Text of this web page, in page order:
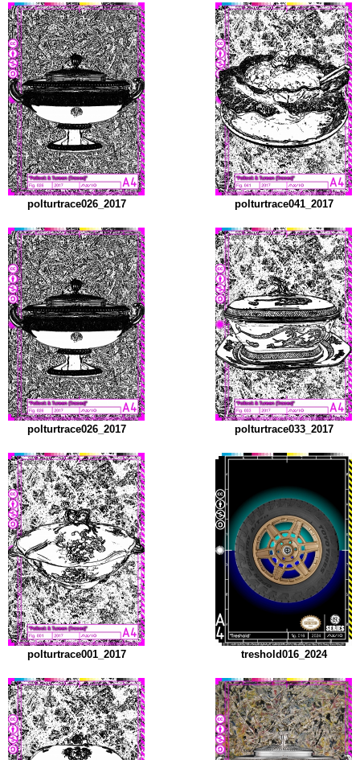
polturtrace026_2017 polturtrace041_2017
polturtrace026_2017 polturtrace033_2017
polturtrace001_2017 treshold016_2024